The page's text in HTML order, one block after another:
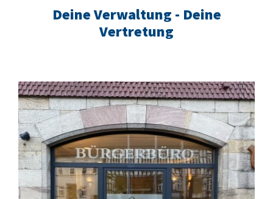
Deine Verwaltung - Deine
Vertretung